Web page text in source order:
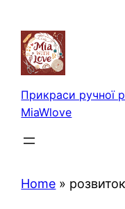
вмісту
Прикраси ручної
MiaWlove
Home »